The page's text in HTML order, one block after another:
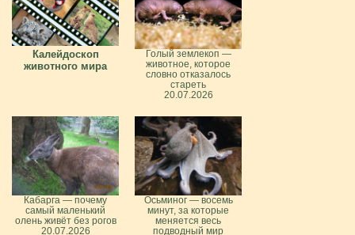
Калейдоскоп
животного мира
Голый землекоп —
животное, которое
словно отказалось
стареть
20.07.2026
Кабарга — почему
самый маленький
олень живёт без рогов
20.07.2026
Осьминог — восемь
минут, за которые
меняется весь
подводный мир